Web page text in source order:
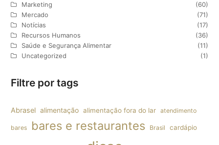
Marketing
(60)
Mercado
(71)
Notícias
(17)
Recursos Humanos
(36)
Saúde e Segurança Alimentar
(11)
Uncategorized
(1)
Filtre por tags
Abrasel alimentação alimentação fora do lar atendimento
bares bares e restaurantes Brasil cardápio